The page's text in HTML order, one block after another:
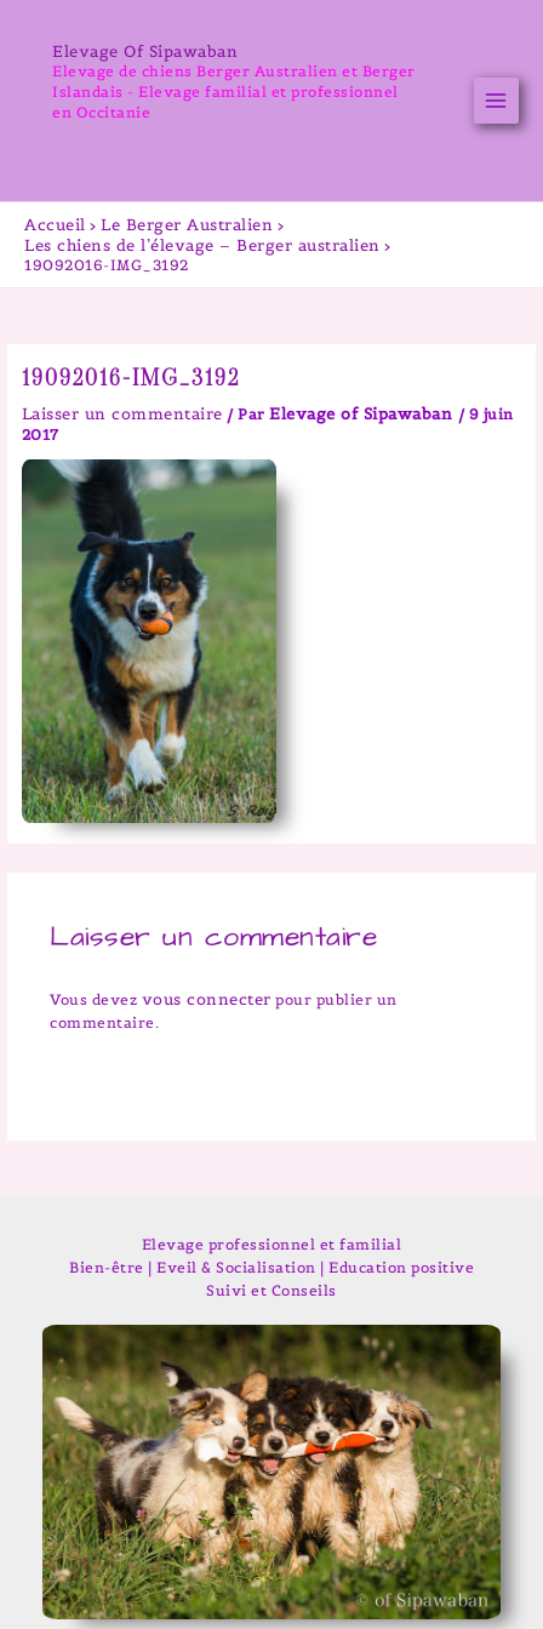
contenuElevage Of Sipawaban
Elevage de chiens Berger Australien et Berger
Islandais - Elevage familial et professionnel
en Occitanie
Accueil
Le Berger Australien
Les chiens de l’élevage – Berger australien
19092016-IMG_3192
19092016-IMG_3192
Laisser un commentaire / ParElevage of Sipawaban / 9 juin
2017
Laisser un commentaire
Vous devez vous connecter pour publier un
commentaire.
Elevage professionnel et familial
Bien-être | Eveil & Socialisation | Education positive
Suivi et Conseils